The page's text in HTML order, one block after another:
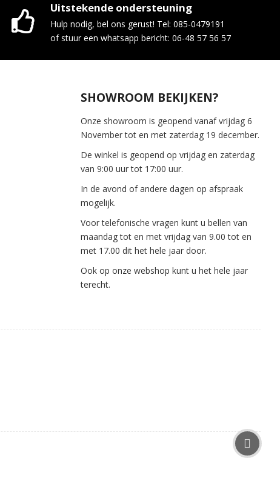
Uitstekende ondersteuning
Hulp nodig, bel ons gerust! Tel: 085-0479191
of stuur een whatsapp bericht: 06-48 57 56 57
SHOWROOM BEKIJKEN?
Onze showroom is geopend vanaf vrijdag 6
November tot en met zaterdag 19 december.
De winkel is geopend op vrijdag en zaterdag
van 9:00 uur tot 17:00 uur.
In de avond of andere dagen op afspraak
mogelijk.
Voor telefonische vragen kunt u bellen van
maandag tot en met vrijdag van 9.00 tot en
met 17.00 dit het hele jaar door.
Ook op onze webshop kunt u het hele jaar
terecht.